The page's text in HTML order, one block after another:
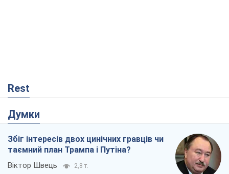
Rest
Думки
Збіг інтересів двох цинічних гравців чи
таємний план Трампа і Путіна?
Віктор Швець 2,8 т.